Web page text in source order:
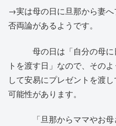
→実は母の日に旦那から妻
否両論があるようです。
母の日は「自分の母に
トを渡す日」なので、その
して安易にプレゼントを渡
可能性があります。
「旦那からママやお母